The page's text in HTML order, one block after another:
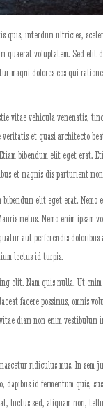
quis, interdum ultricies,
quaerat voluptatem. Sed
magni dolores eos qui
vitae vehicula venenatis,
et quasi architecto
bibendum elit eget erat.
et magnis dis parturient
elit eget erat. Nemo
metus. Nemo enim ipsam
aut perferendis
lectus id turpis.
elit. Nam quis nulla. Ut
facere possimus, omnis
diam non enim
ridiculus mus. In sem
id fermentum quis,
luctus sed, aliquam non,